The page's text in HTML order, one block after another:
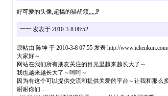
好可爱的头像,超搞的猫胡须,,,,;P
一一发表于 2010-3-8 08:52
原帖由 陈坤 于 2010-3-8 07:55 发表 http://
大家好～
网站在我们所有朋友关注的目光里越来越长大了～
我也越来越长大了～呵呵～
因为有这个可以提供交流和提供关爱的平台～让我和那么
谢谢你们 ...